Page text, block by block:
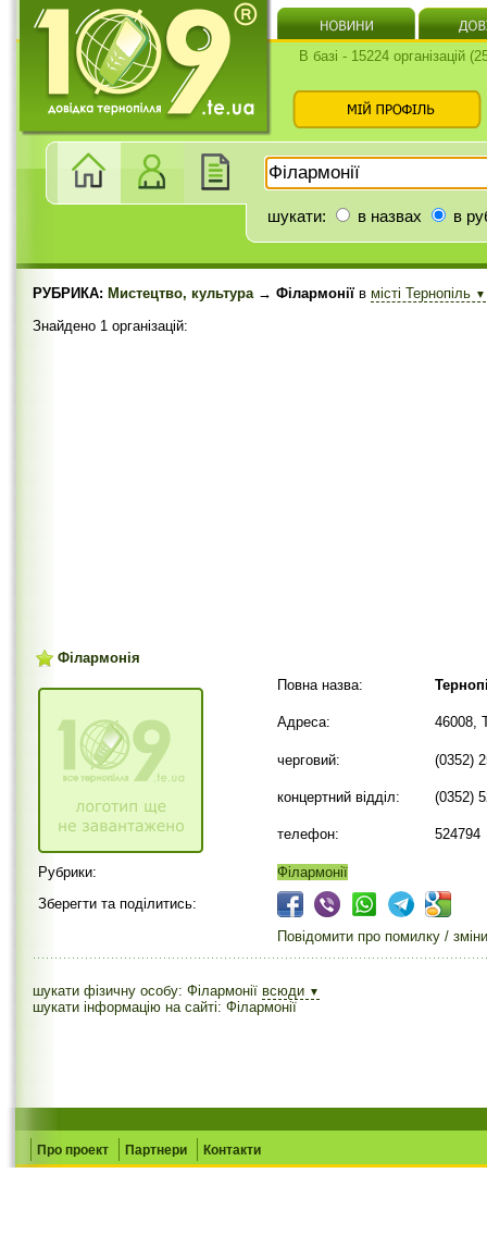
В базі - 15224 організацій
шукати: в назвах в
РУБРИКА: Мистецтво, культура→ Філармонії в місті Тернопіль ▼
Знайдено 1 організацій:
Філармонія
Повна назва:
Адреса: 46008,
черговий: (0352)
концертний відділ: (0352)
телефон: 524794
Рубрики:
Філармонії
Зберегти та поділитись:
Повідомити про помилку / зміни
шукати фізичну особу: Філармонії всюди ▼
шукати інформацію на сайті: Філармонії
Про проект Партнери Контакти